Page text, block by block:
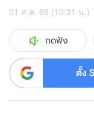
01 ส.ค. 68 (10:31 น.)
กดฟัง
ตั้ง